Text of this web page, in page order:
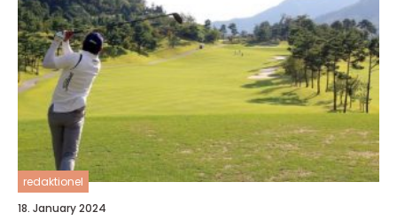
redaktionel
18. January 2024